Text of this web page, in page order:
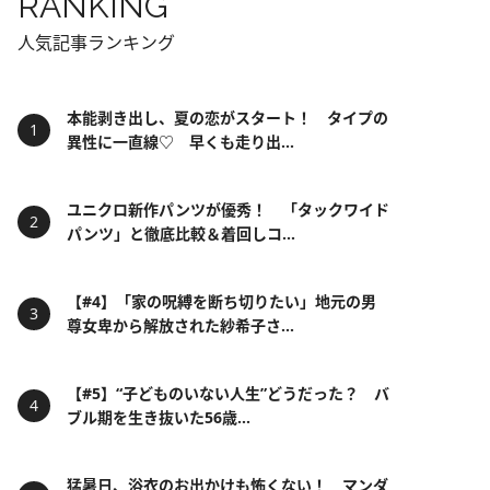
人気記事ランキング
本能剥き出し、夏の恋がスタート！ タイプの
異性に一直線♡ 早くも走り出...
ユニクロ新作パンツが優秀！ 「タックワイド
パンツ」と徹底比較＆着回しコ...
【#4】「家の呪縛を断ち切りたい」地元の男
尊女卑から解放された紗希子さ...
【#5】“子どものいない人生”どうだった？ バ
ブル期を生き抜いた56歳...
猛暑日、浴衣のお出かけも怖くない！ マンダ